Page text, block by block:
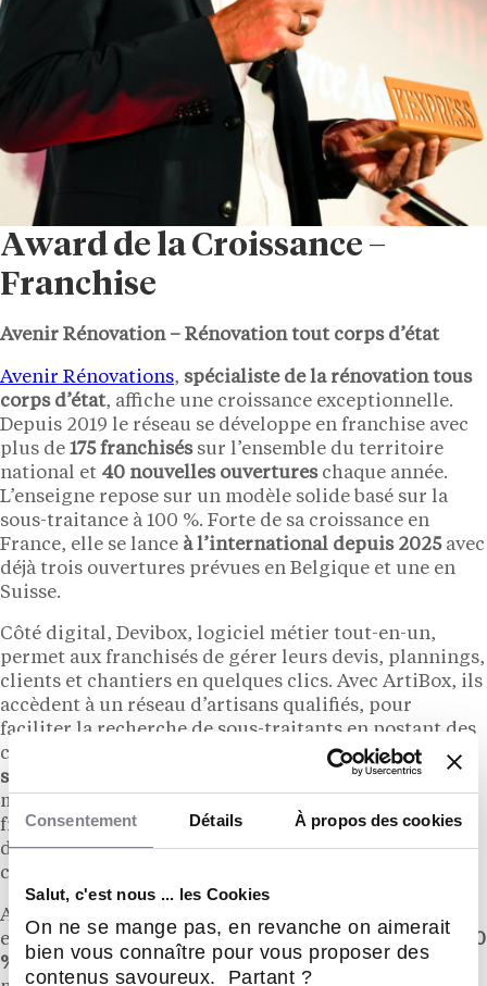
Consentement Détails À propos des cookies
Salut, c'est nous ... les Cookies
On ne se mange pas, en revanche on aimerait
bien vous connaître pour vous proposer des
contenus savoureux. Partant ?
Award de la Croissance –
Franchise
Avenir Rénovation – Rénovation tout corps d’état
Avenir Rénovations, spécialiste de la rénovation tous
corps d’état, affiche une croissance exceptionnelle.
Depuis 2019 le réseau se développe en franchise avec
plus de 175 franchiséssur l’ensemble du territoire
national et 40 nouvelles ouvertureschaque année.
L’enseigne repose sur un modèle solide basé sur la
sous-traitance à 100 %. Forte de sa croissance en
France, elle se lance à l’international depuis 2025avec
déjà trois ouvertures prévues en Belgique et une en
Suisse.
Côté digital, Devibox, logiciel métier tout-en-un,
permet aux franchisés de gérer leurs devis, plannings,
clients et chantiers en quelques clics. Avec ArtiBox, ils
accèdent à un réseau d’artisans qualifiés, pour
faciliter la recherche de sous-traitants en postant des
chantiers prêts à démarrer. Ajoutez à cela une
stratégie digitale
et de notoriété forte qui génère une
moyenne de 25 demandes de devis par mois et par
franchisé, et une présence en télévision nationale
depuis 2025, portée par Emmanuelle Rivassoux
comme égérie.
Avec 66 millions d’euros de chiffre d’affaires en 2024
et une
croissance annuelle depuis plus de 3 ans de +40
%
, Avenir Rénovations se voit décerner le prix de la